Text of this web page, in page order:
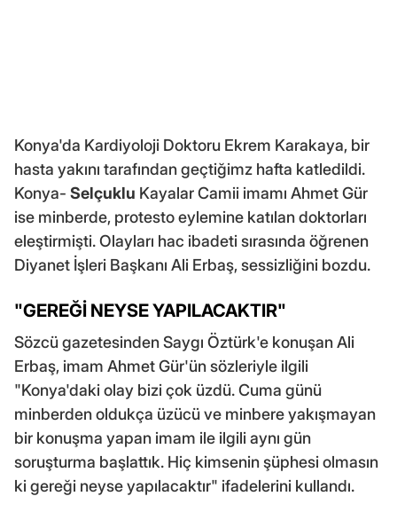
Konya'da Kardiyoloji Doktoru Ekrem Karakaya, bir
hasta yakını tarafından geçtiğimz hafta katledildi.
Konya- Selçuklu Kayalar Camii imamı Ahmet Gür
ise minberde, protesto eylemine katılan doktorları
eleştirmişti. Olayları hac ibadeti sırasında öğrenen
Diyanet İşleri Başkanı Ali Erbaş, sessizliğini bozdu.
"GEREĞİ NEYSE YAPILACAKTIR"
Sözcü gazetesinden Saygı Öztürk'e konuşan Ali
Erbaş, imam Ahmet Gür'ün sözleriyle ilgili
"Konya'daki olay bizi çok üzdü. Cuma günü
minberden oldukça üzücü ve minbere yakışmayan
bir konuşma yapan imam ile ilgili aynı gün
soruşturma başlattık. Hiç kimsenin şüphesi olmasın
ki gereği neyse yapılacaktır" ifadelerini kullandı.